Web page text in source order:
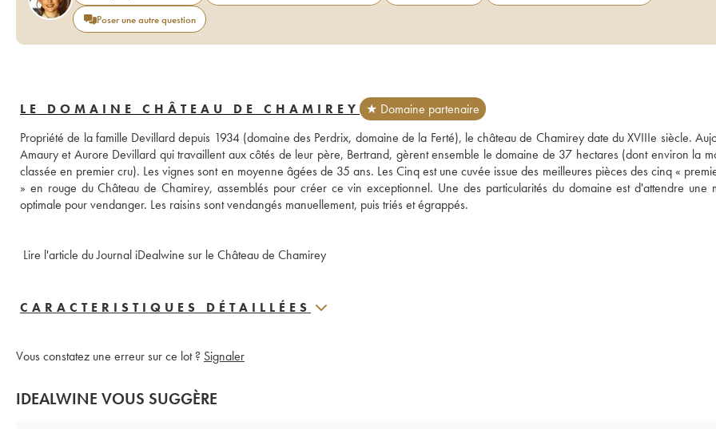
Poser une autre question
LE DOMAINE CHÂTEAU DE CHAMIREY
★ Domaine partenaire
Propriété de la famille Devillard depuis 1934 (domaine des Perdrix, domaine de la Ferté), le château de Chamirey date du XVIIIe siècle.
Amaury et Aurore Devillard qui travaillent aux côtés de leur père, Bertrand, gèrent ensemble le domaine de 37 hectares (dont environ la
classée en premier cru). Les vignes sont en moyenne âgées de 35 ans. Les Cinq est une cuvée issue des meilleures pièces des cinq «
» en rouge du Château de Chamirey, assemblés pour créer ce vin exceptionnel. Une des particularités du domaine est d'attendre une
optimale pour vendanger. Les raisins sont vendangés manuellement, puis triés et égrappés.
Lire l'article du Journal iDealwine sur le Château de Chamirey
CARACTERISTIQUES DÉTAILLÉES
Vous constatez une erreur sur ce lot ? Signaler
IDEALWINE VOUS SUGGÈRE